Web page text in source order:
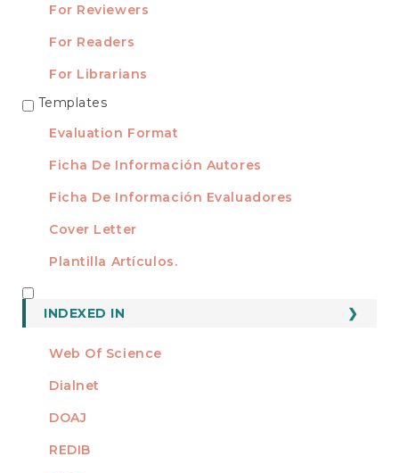
For Reviewers
For Readers
For Librarians
TEMPLATES
Templates
Evaluation Format
Ficha De Información Autores
Ficha De Información Evaluadores
Cover Letter
Plantilla Artículos.
INDEXED IN
Web Of Science
Dialnet
DOAJ
REDIB